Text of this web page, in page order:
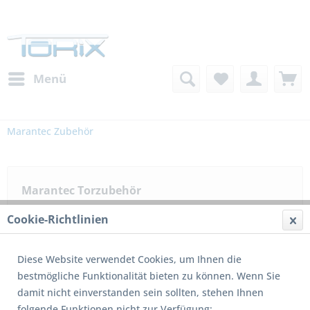
Menü
Marantec Zubehör
Marantec Torzubehör
1 von7
Cookie-Richtlinien
Diese Website verwendet Cookies, um Ihnen die
bestmögliche Funktionalität bieten zu können. Wenn Sie
damit nicht einverstanden sein sollten, stehen Ihnen